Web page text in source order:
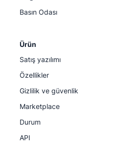
Basın Odası
Ürün
Satış yazılımı
Özellikler
Gizlilik ve güvenlik
Marketplace
Durum
API